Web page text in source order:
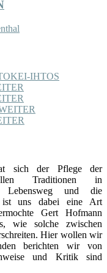
IHTOS
sich der Pflege der
Traditionen in
Lebensweg und die
ist uns dabei eine Art
Gert Hofmann
wie solche zwischen
Hier wollen wir
berichten wir von
und Kritik sind